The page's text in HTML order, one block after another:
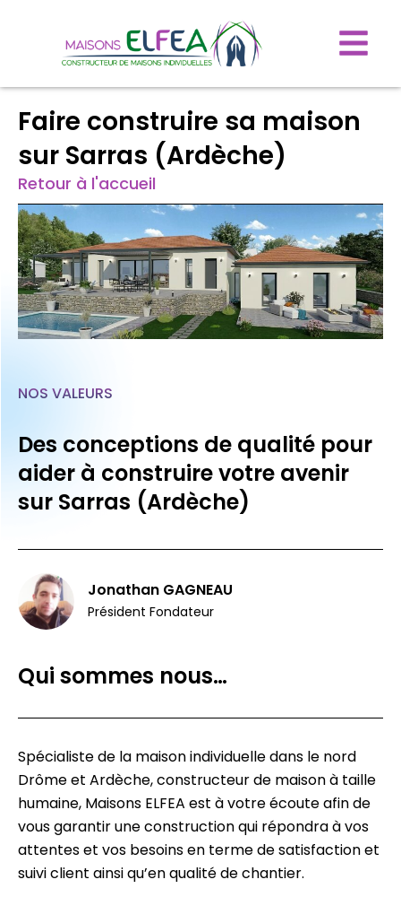
Faire construire sa maison
sur Sarras (Ardèche)
Retour à l'accueil
Qui sommes nous…
Spécialiste de la maison individuelle dans le nord
Drôme et Ardèche, constructeur de maison à taille
humaine, Maisons ELFEA est à votre écoute afin de
vous garantir une construction qui répondra à vos
attentes et vos besoins en terme de satisfaction et
suivi client ainsi qu’en qualité de chantier.
NOS VALEURS
Des conceptions de qualité pour
aider à construire votre avenir
sur Sarras (Ardèche)
Jonathan GAGNEAU
Président Fondateur